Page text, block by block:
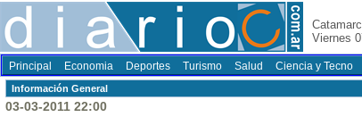
Viernes
Principal Economia Deportes Turismo Salud Ciencia y Tecno
Información General
03-03-2011 22:00